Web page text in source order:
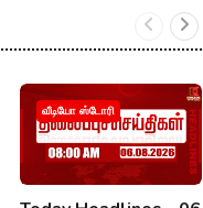
வீடியோ ஸ்டோரி